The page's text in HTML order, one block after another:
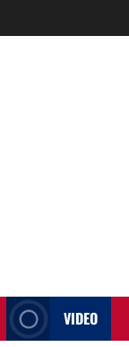
VIDEO